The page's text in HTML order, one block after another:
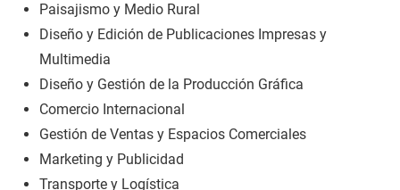
Paisajismo y Medio Rural
Diseño y Edición de Publicaciones Impresas y
Multimedia
Diseño y Gestión de la Producción Gráfica
Comercio Internacional
Gestión de Ventas y Espacios Comerciales
Marketing y Publicidad
Transporte y Logística